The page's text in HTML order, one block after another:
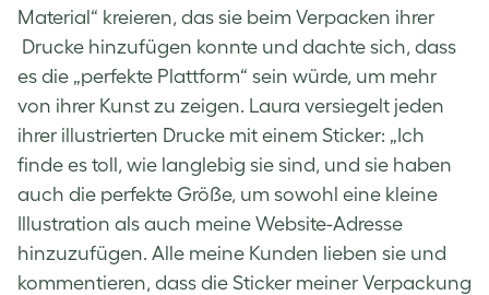
Material“ kreieren, das sie beim Verpacken ihrer
Drucke hinzufügen konnte und dachte sich, dass
es die „perfekte Plattform“ sein würde, um mehr
von ihrer Kunst zu zeigen. Laura versiegelt jeden
ihrer illustrierten Drucke mit einem Sticker: „Ich
finde es toll, wie langlebig sie sind, und sie haben
auch die perfekte Größe, um sowohl eine kleine
Illustration als auch meine Website-Adresse
hinzuzufügen. Alle meine Kunden lieben sie und
kommentieren, dass die Sticker meiner Verpackung